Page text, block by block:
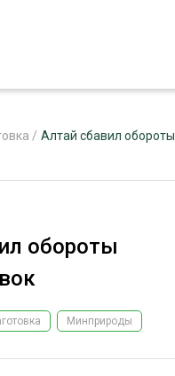
РЕКЛАМОДАТЕЛЯМ
/ Алтай сбавил обороты
обороты
Минприроды